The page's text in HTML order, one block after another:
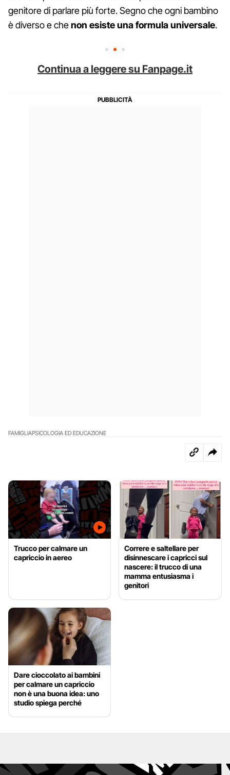
genitore di parlare più forte. Segno che ogni bambino
è diverso e chenon esiste una formula universale.
Continua a leggere su Fanpage.it
FAMIGLIAPSICOLOGIA ED EDUCAZIONE
Trucco per calmare un
capriccio in aereo
Correre e saltellare per
disinnescare i capricci sul
nascere: il trucco di una
mamma entusiasma i
genitori
Dare cioccolato ai bambini
per calmare un capriccio
non è una buona idea: uno
studio spiega perché